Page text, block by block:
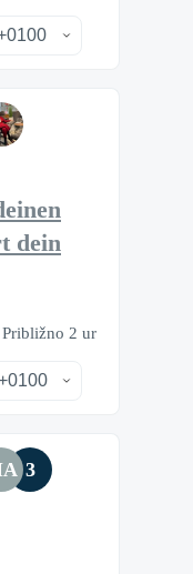
dein
Približno 2 ur
3